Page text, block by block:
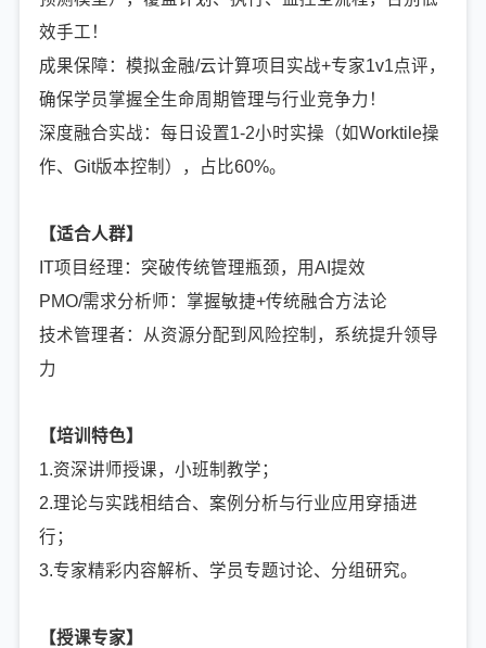
效手工！
成果保障：模拟金融/云计算项目实战+专家1v1点评，
确保学员掌握全生命周期管理与行业竞争力！
深度融合实战：每日设置1-2小时实操（如Worktile操
作、Git版本控制），占比60%。
【适合人群】
IT项目经理：突破传统管理瓶颈，用AI提效
PMO/需求分析师：掌握敏捷+传统融合方法论
技术管理者：从资源分配到风险控制，系统提升领导
力
【培训特色】
1.资深讲师授课，小班制教学；
2.理论与实践相结合、案例分析与行业应用穿插进
行；
3.专家精彩内容解析、学员专题讨论、分组研究。
【授课专家】